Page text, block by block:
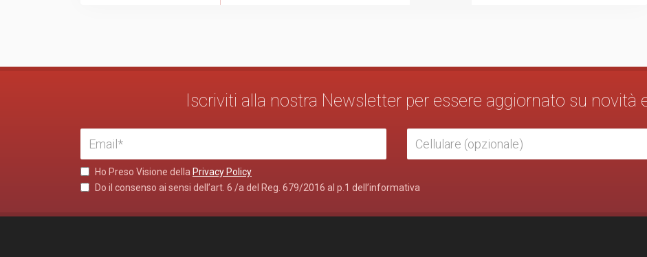
Iscriviti alla nostra Newsletter per essere aggiornato su novità
Ho Preso Visione della Privacy Policy
Do il consenso ai sensi dell’art. 6 /a del Reg. 679/2016 al p.1 dell’informativa